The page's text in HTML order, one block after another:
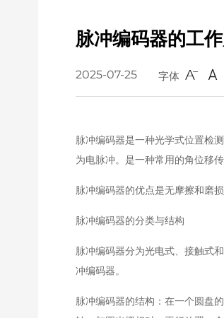
脉冲编码器的工
2025-07-25 字体
脉冲编码器是一种光学式位置检
为电脉冲。是一种常用的角位移
脉冲编码器的优点是无摩擦和磨
脉冲编码器的分类与结构
脉冲编码器分为光电式、接触式
冲编码器。
脉冲编码器的结构：在一个圆盘